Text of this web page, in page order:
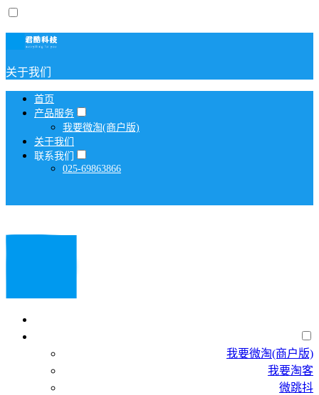
关于我们
首页
产品服务
我要微淘(商户版)
关于我们
联系我们
025-69863866
我要微淘(商户版)
我要淘客
微跳抖